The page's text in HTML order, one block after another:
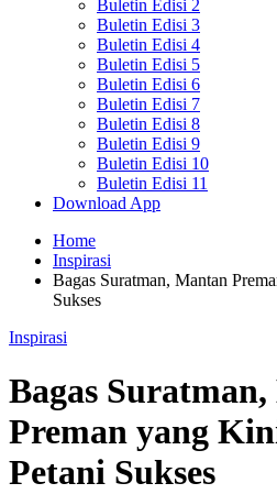
Buletin Edisi 2
Buletin Edisi 3
Buletin Edisi 4
Buletin Edisi 5
Buletin Edisi 6
Buletin Edisi 7
Buletin Edisi 8
Buletin Edisi 9
Buletin Edisi 10
Buletin Edisi 11
Download App
Home
Inspirasi
Bagas Suratman, Mantan
Sukses
Inspirasi
Bagas
Preman yang
Petani Sukses